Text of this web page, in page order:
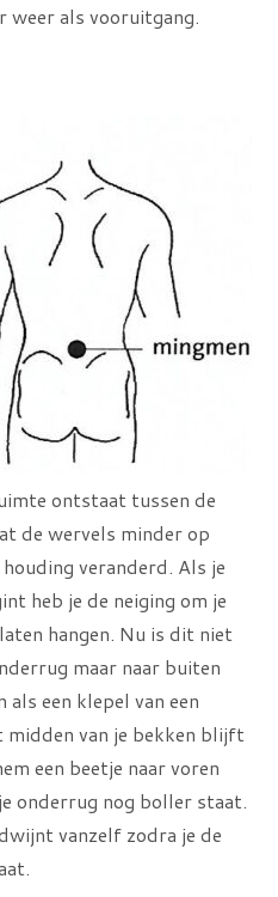
weer als vooruitgang.
ontstaat tussen de
de wervels minder op
veranderd. Als je
heb je de neiging om je
hangen. Nu is dit niet
maar naar buiten
een klepel van een
van je bekken blijft
een beetje naar voren
onderrug nog boller staat.
vanzelf zodra je de